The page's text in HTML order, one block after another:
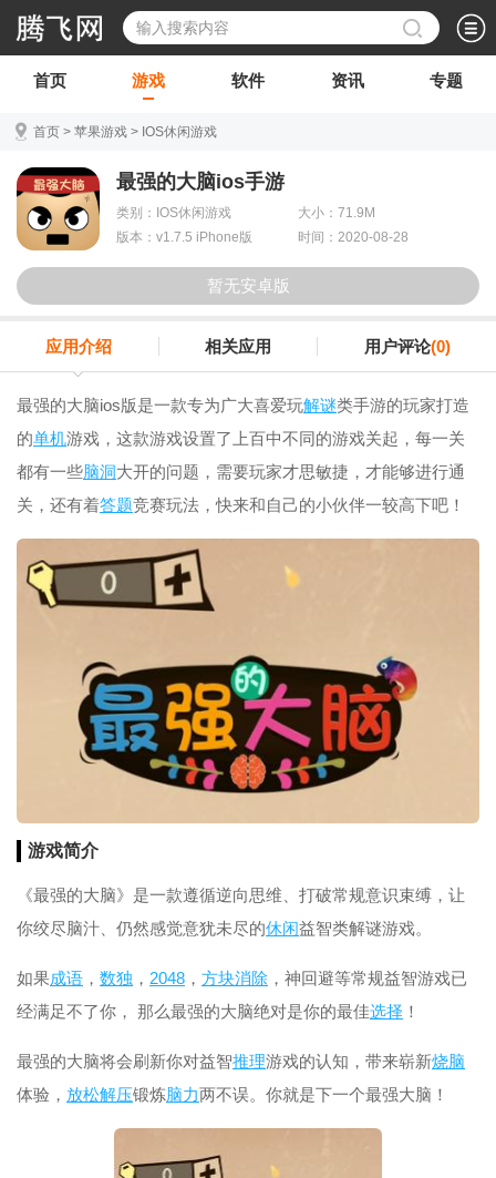
首页 游戏 软件 资讯 专题
首页 > 苹果游戏 > IOS休闲游戏
最强的大脑ios手游
类别：IOS休闲游戏
大小：71.9M
版本：v1.7.5 iPhone版
时间：2020-08-28
暂无安卓版
应用介绍 相关应用 用户评论(0)
最强的大脑ios版是一款专为广大喜爱玩解谜类手游的玩家打造
的单机游戏，这款游戏设置了上百中不同的游戏关起，每一关
都有一些脑洞大开的问题，需要玩家才思敏捷，才能够进行通
关，还有着答题竞赛玩法，快来和自己的小伙伴一较高下吧！
游戏简介
《最强的大脑》是一款遵循逆向思维、打破常规意识束缚，让
你绞尽脑汁、仍然感觉意犹未尽的休闲益智类解谜游戏。
如果成语 ， 数独 ， 2048 ， 方块消除 ，神回避等常规益智游戏已
经满足不了你， 那么最强的大脑绝对是你的最佳选择 ！
最强的大脑将会刷新你对益智推理游戏的认知，带来崭新烧脑
体验， 放松解压锻炼脑力两不误。你就是下一个最强大脑！